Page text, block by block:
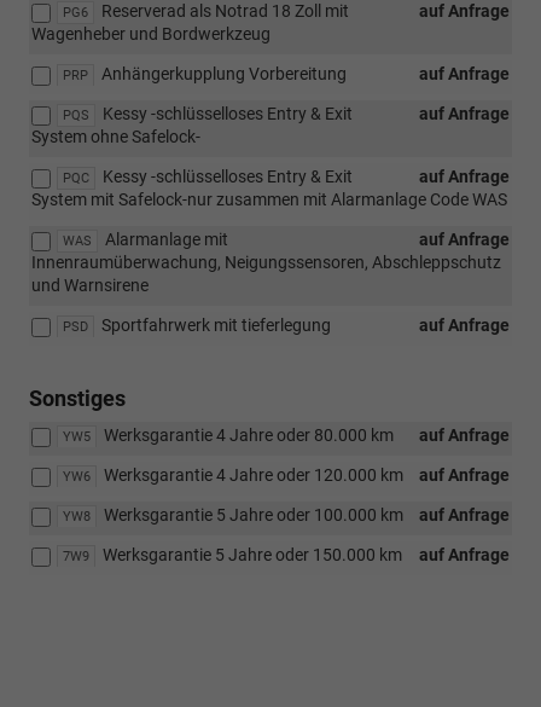
PG6 auf Anfrage
Reserverad als Notrad 18 Zoll mit
Wagenheber und Bordwerkzeug
PRP auf Anfrage
Anhängerkupplung Vorbereitung
PQS auf Anfrage
Kessy -schlüsselloses Entry & Exit
System ohne Safelock-
PQC auf Anfrage
Kessy -schlüsselloses Entry & Exit
System mit Safelock-nur zusammen mit Alarmanlage Code WAS
WAS auf Anfrage
Alarmanlage mit
Innenraumüberwachung, Neigungssensoren, Abschleppschutz
und Warnsirene
PSD auf Anfrage
Sportfahrwerk mit tieferlegung
Sonstiges
YW5 auf Anfrage
Werksgarantie 4 Jahre oder 80.000 km
YW6 auf Anfrage
Werksgarantie 4 Jahre oder 120.000 km
YW8 auf Anfrage
Werksgarantie 5 Jahre oder 100.000 km
7W9 auf Anfrage
Werksgarantie 5 Jahre oder 150.000 km